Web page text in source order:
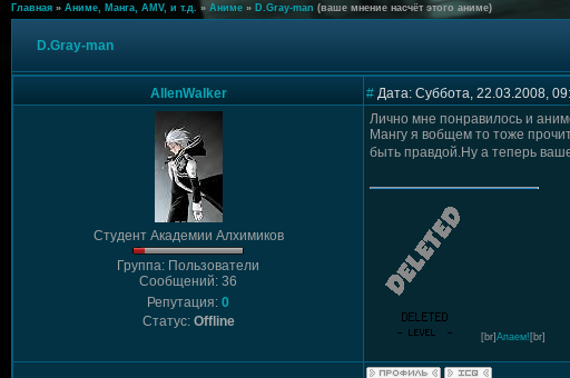
Главная » Аниме, Манга, AMV, и т.д. » Аниме » D.Gray-man (ваше мнение насчёт этого аниме)
D.Gray-man
AllenWalker # Дата: Суббота, 22.03.2008,
Студент Академии Алхимиков
Группа: Пользователи
Сообщений: 36
Репутация: 0
Статус: Offline
Лично мне понравилось и
Мангу я вобщем то тоже
быть правдой.Ну а теперь
[br] Апаем! [br]